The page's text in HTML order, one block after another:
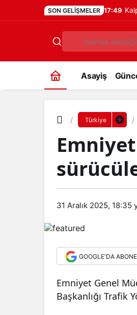
SON GELIŞMELER 17:49
Asayiş
Türkiye
31 Aralık 2025, 18:35
GOOGLE'DA ABONE
Emniyet Genel
Başkanlığı Trafik